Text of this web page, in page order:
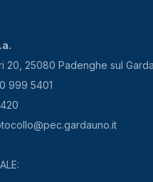
20, 25080 Padenghe sul
999 5401